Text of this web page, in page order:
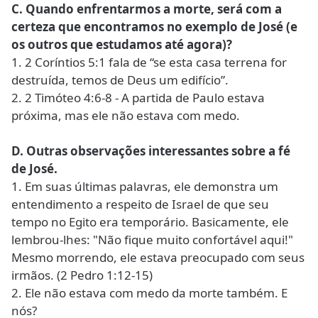
C. Quando enfrentarmos a morte, será com a
certeza que encontramos no exemplo de José (e
os outros que estudamos até agora)?
1. 2 Coríntios 5:1 fala de “se esta casa terrena for
destruída, temos de Deus um edifício”.
2. 2 Timóteo 4:6-8 - A partida de Paulo estava
próxima, mas ele não estava com medo.
D. Outras observações interessantes sobre a fé
de José.
1. Em suas últimas palavras, ele demonstra um
entendimento a respeito de Israel de que seu
tempo no Egito era temporário. Basicamente, ele
lembrou-lhes: "Não fique muito confortável aqui!"
Mesmo morrendo, ele estava preocupado com seus
irmãos. (2 Pedro 1:12-15)
2. Ele não estava com medo da morte também. E
nós?